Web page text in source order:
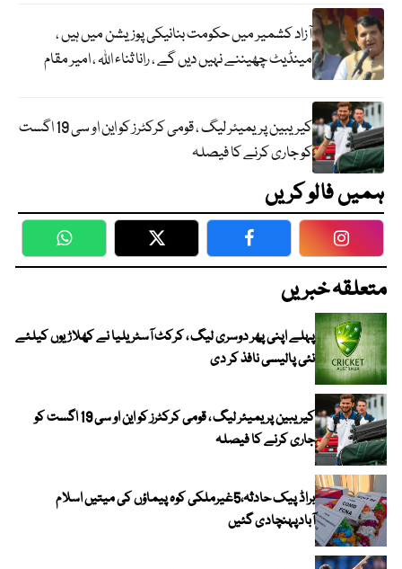
آزاد کشمیر میں حکومت بنانیکی پوزیشن میں ہیں ،
مینڈیٹ چھیننے نہیں دیں گے ، رانا ثناء اللہ ، امیر مقام
کیریبین پریمیئر لیگ ، قومی کرکٹرز کو این او سی 19 اگست
کو جاری کرنے کا فیصلہ
ہمیں فالو کریں
WhatsApp Twitter Facebook
متعلقہ خبریں
پہلے اپنی پھر دوسری لیگ ، کرکٹ آسٹریلیا نے کھلاڑیوں کیلئے
نئی پالیسی نافذ کر دی
کیریبین پریمیئر لیگ ، قومی کرکٹرز کو این او سی 19 اگست کو
جاری کرنے کا فیصلہ
براڈ پیک حادثہ،5غیرملکی کوہ پیماؤں کی میتیں اسلام
آبادپہنچادی گئیں